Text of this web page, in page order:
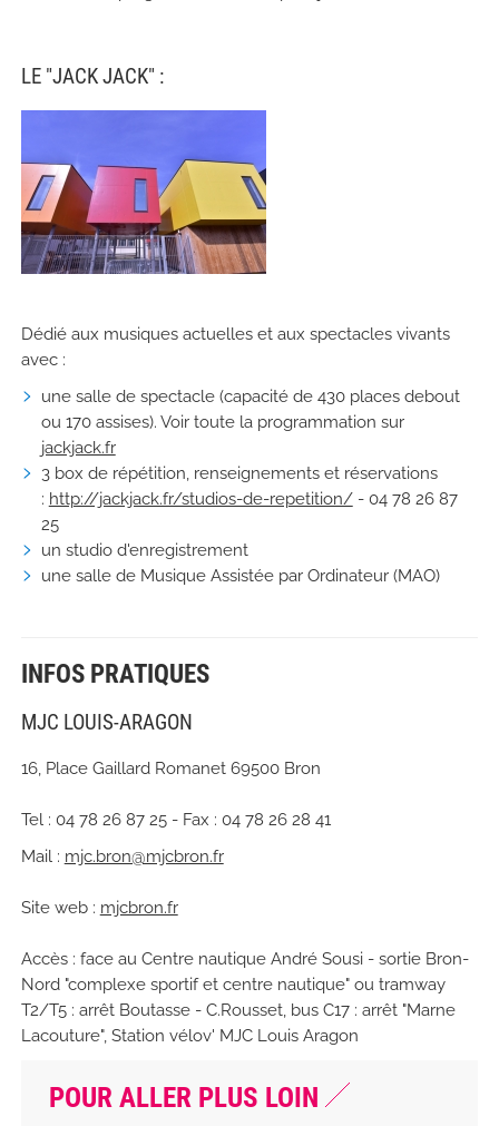
LE "JACK JACK" :
Dédié aux musiques actuelles et aux spectacles vivants
avec :
une salle de spectacle (capacité de 430 places debout
ou 170 assises). Voir toute la programmation sur
jackjack.fr
3 box de répétition, renseignements et réservations
: http://jackjack.fr/studios-de-repetition/- 04 78 26 87
25
un studio d'enregistrement
une salle de Musique Assistée par Ordinateur (MAO)
INFOS PRATIQUES
MJC LOUIS-ARAGON
16, Place Gaillard Romanet 69500 Bron
Tel : 04 78 26 87 25 - Fax : 04 78 26 28 41
Mail : mjc.bron@mjcbron.fr
Site web : mjcbron.fr
Accès : face au Centre nautique André Sousi - sortie Bron-
Nord "complexe sportif et centre nautique" ou tramway
T2/T5 : arrêt Boutasse - C.Rousset, bus C17 : arrêt "Marne
Lacouture", Station vélov' MJC Louis Aragon
POUR ALLER PLUS LOIN